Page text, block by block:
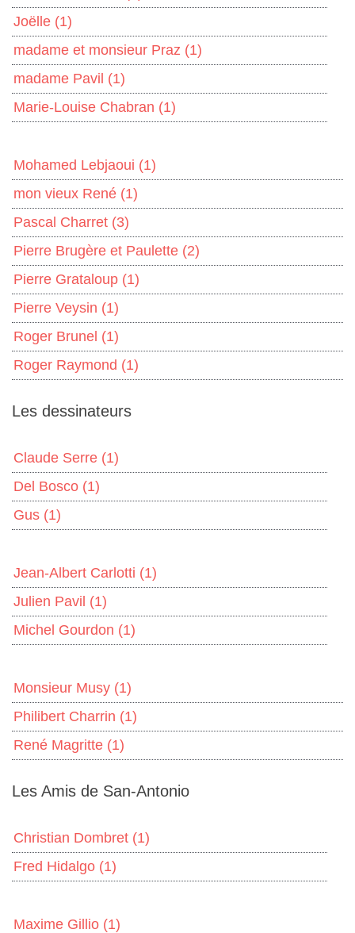
Joëlle (1)
madame et monsieur Praz (1)
madame Pavil (1)
Marie-Louise Chabran (1)
Mohamed Lebjaoui (1)
mon vieux René (1)
Pascal Charret (3)
Pierre Brugère et Paulette (2)
Pierre Grataloup (1)
Pierre Veysin (1)
Roger Brunel (1)
Roger Raymond (1)
Les dessinateurs
Claude Serre (1)
Del Bosco (1)
Gus (1)
Jean-Albert Carlotti (1)
Julien Pavil (1)
Michel Gourdon (1)
Monsieur Musy (1)
Philibert Charrin (1)
René Magritte (1)
Les Amis de San-Antonio
Christian Dombret (1)
Fred Hidalgo (1)
Maxime Gillio (1)